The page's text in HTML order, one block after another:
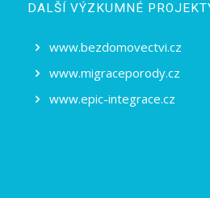
DALŠÍ VÝZKUMNÉ
www.bezdomovectvi.cz
www.migraceporody.cz
www.epic-integrace.cz